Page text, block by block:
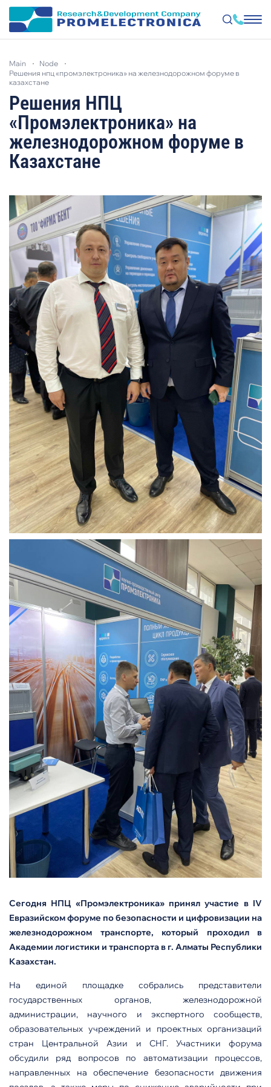
content
main
node
решения нпц «промэлектроника» на железнодорожном форуме в
казахстане
Решения НПЦ
«Промэлектроника» на
железнодорожном форуме в
Казахстане
Сегодня НПЦ «Промэлектроника» принял участие в IV
Евразийском форуме по безопасности и цифровизации на
железнодорожном транспорте, который проходил в
Академии логистики и транспорта в г. Алматы Республики
Казахстан.
На единой площадке собрались представители
государственных органов, железнодорожной
администрации, научного и экспертного сообществ,
образовательных учреждений и проектных организаций
стран Центральной Азии и СНГ. Участники форума
обсудили ряд вопросов по автоматизации процессов,
направленных на обеспечение безопасности движения